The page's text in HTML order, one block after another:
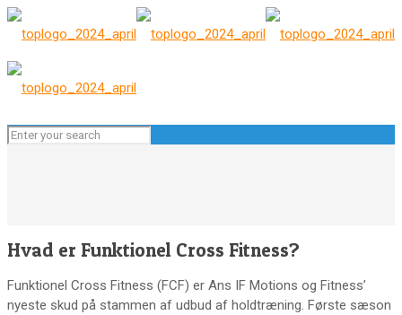
Hvad er Funktionel Cross Fitness?
Funktionel Cross Fitness (FCF) er Ans IF Motions og Fitness’
nyeste skud på stammen af udbud af holdtræning. Første sæson